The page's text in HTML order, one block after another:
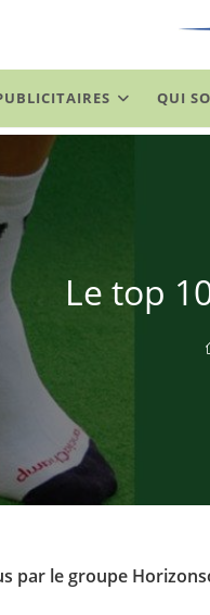
QUI
Le top
par le groupe